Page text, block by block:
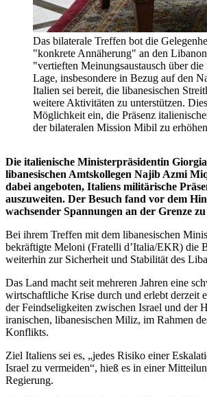
Das bilaterale Treffen bot die
"konkrete Annäherung" an den
"vertieften Meinungsaustausch über die
Lage, insbesondere in Bezug auf den
Italien sei bereit, die libanesischen
weitere Aktivitäten zu unterstützen.
Möglichkeit ein, die Präsenz
der bilateralen Mission Mibil zu
Die italienische Ministerpräsidentin
libanesischen Amtskollegen Najib Azmi
dabei angeboten, Italiens militärische
auszuweiten. Der Besuch fand vor dem
wachsender Spannungen an der Grenze
Bei ihrem Treffen mit dem libanesischen
bekräftigte Meloni (Fratelli d’Italia/EKR) die
weiterhin zur Sicherheit und Stabilität des
Das Land macht seit mehreren Jahren eine
wirtschaftliche Krise durch und erlebt derzeit
der Feindseligkeiten zwischen Israel und der
iranischen, libanesischen Miliz, im Rahmen
Konflikts.
Ziel Italiens sei es, „jedes Risiko einer
Israel zu vermeiden“, hieß es in einer
Regierung.